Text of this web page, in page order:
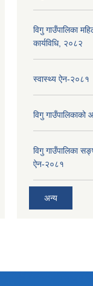
विगु गाउँपालिका
कार्यविधि, २०८२
स्वास्थ्य ऐन-२०८१
विगु
विगु गाउँपालिका
ऐन-२०८१
अन्य